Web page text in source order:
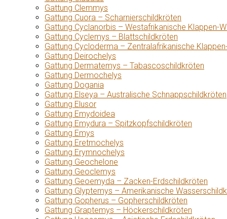
Gattung Clemmys
Gattung Cuora – Scharnierschildkröten
Gattung Cyclanorbis – Westafrikanische Klappen-
Gattung Cyclemys – Blattschildkröten
Gattung Cycloderma – Zentralafrikanische
Gattung Deirochelys
Gattung Dermatemys – Tabascoschildkröten
Gattung Dermochelys
Gattung Dogania
Gattung Elseya – Australische Schnappschildkröten
Gattung Elusor
Gattung Emydoidea
Gattung Emydura – Spitzkopfschildkröten
Gattung Emys
Gattung Eretmochelys
Gattung Erymnochelys
Gattung Geochelone
Gattung Geoclemys
Gattung Geoemyda – Zacken-Erdschildkröten
Gattung Glyptemys – Amerikanische
Gattung Gopherus – Gopherschildkröten
Gattung Graptemys – Höckerschildkröten